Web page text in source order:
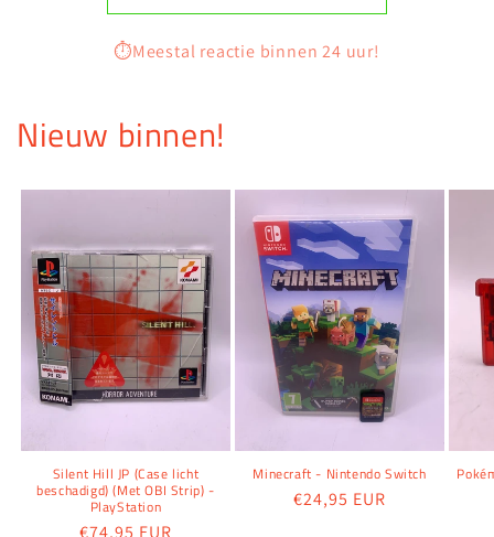
⏱️Meestal reactie binnen 24 uur!
Nieuw binnen!
Silent Hill JP (Case licht
beschadigd) (Met OBI Strip) -
PlayStation
Normale
€74,95 EUR
Minecraft - Nintendo Switch
Normale
€24,95 EUR